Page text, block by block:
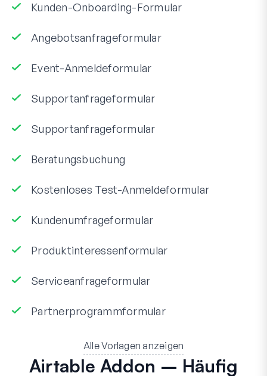
Kunden-Onboarding-Formular
Angebotsanfrageformular
Event-Anmeldeformular
Supportanfrageformular
Supportanfrageformular
Beratungsbuchung
Kostenloses Test-Anmeldeformular
Kundenumfrageformular
Produktinteressenformular
Serviceanfrageformular
Partnerprogrammformular
Alle Vorlagen anzeigen
Airtable Addon – Häufig